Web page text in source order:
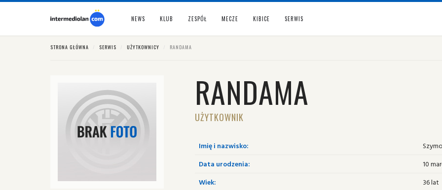
NEWS KLUB ZESPÓŁ MECZE KIBICE SERWIS
STRONA GŁÓWNA SERWIS UŻYTKOWNICY RANDAMA
RANDAMA
UŻYTKOWNIK
Imię i nazwisko:
Data urodzenia:
10
Wiek:
36 lat